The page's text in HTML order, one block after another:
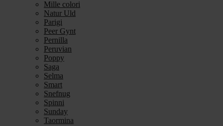
Mille colori
Natur Uld
Parigi
Peer Gynt
Pernilla
Peruvian
Poppy
Saga
Selma
Smart
Snefnug
Spinni
Sunday
Taormina